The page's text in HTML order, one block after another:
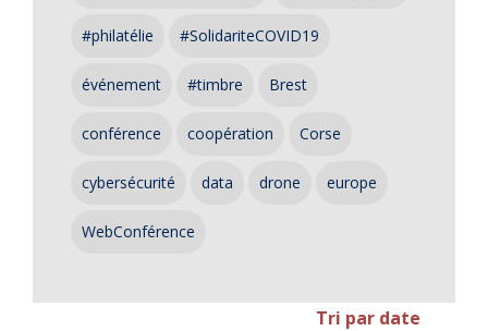
#philatélie #SolidariteCOVID19
événement #timbre Brest
conférence coopération Corse
cybersécurité data drone europe
WebConférence
Tri par date